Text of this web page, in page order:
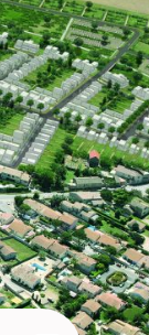
Concours